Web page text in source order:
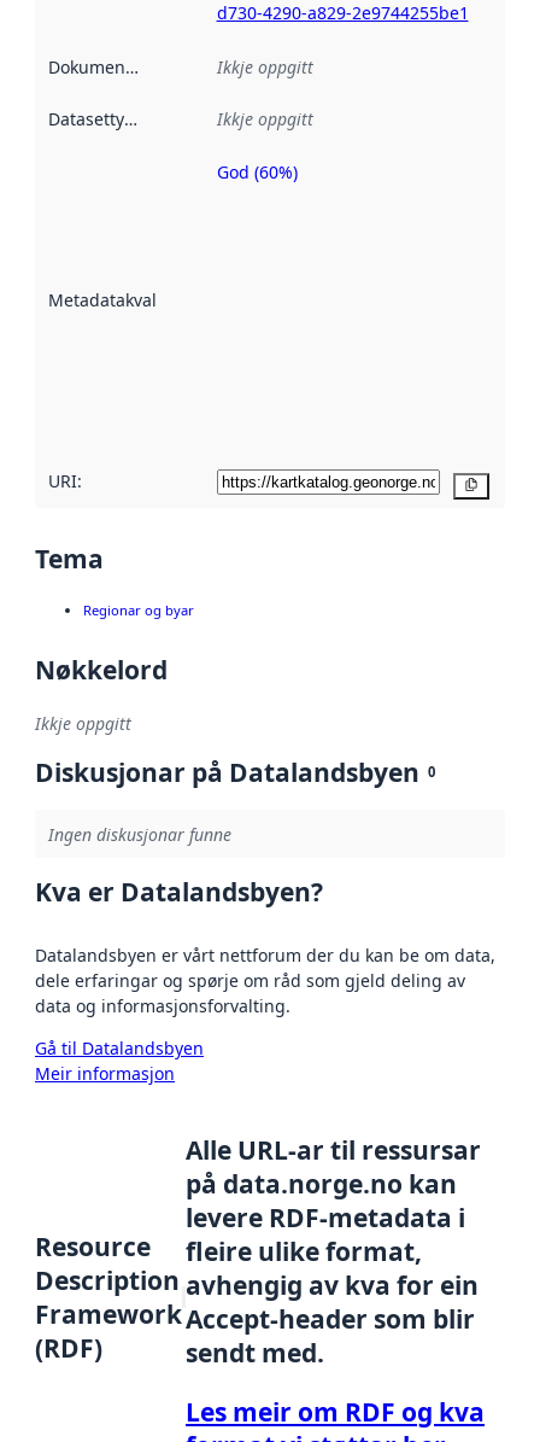
d730-4290-a829-2e9744255be1
Dokumentasjon Ikkje oppgitt
Datasettype Ikkje oppgitt
Metadatakvalitet
Metadatakvalitet
God (60%)
URI:
Tema
Regionar og byar
Nøkkelord
Ikkje oppgitt
Diskusjonar på Datalandsbyen 0
Ingen diskusjonar funne
Kva er Datalandsbyen?
Datalandsbyen er vårt nettforum der du kan be om data,
dele erfaringar og spørje om råd som gjeld deling av
data og informasjonsforvalting.
Gå til Datalandsbyen
Meir informasjon
Resource
Description
Framework
(RDF)
Alle URL-ar til ressursar
på data.norge.no kan
levere RDF-metadata i
fleire ulike format,
avhengig av kva for ein
Accept-header som blir
sendt med.
Les meir om RDF og kva